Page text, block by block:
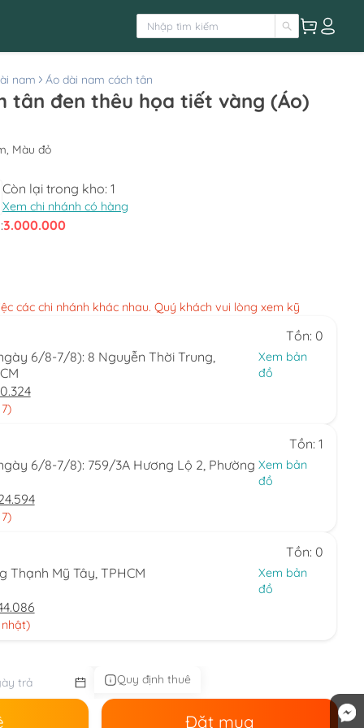
nam Áo dài nam cách tân
tân đen thêu họa tiết vàng (Áo)
Màu đỏ
Còn lại trong kho: 1
Xem chi nhánh có hàng
3.000.000
các chi nhánh khác nhau. Quý khách vui lòng xem kỹ
Tồn: 0
6/8-7/8): 8 Nguyễn Thời Trung,
Xem bản
đồ
Tồn: 1
6/8-7/8): 759/3A Hương Lộ 2, Phường Xem bản
đồ
Tồn: 0
Thạnh Mỹ Tây, TPHCM
Xem bản
đồ
Quy định thuê
Đặt mua